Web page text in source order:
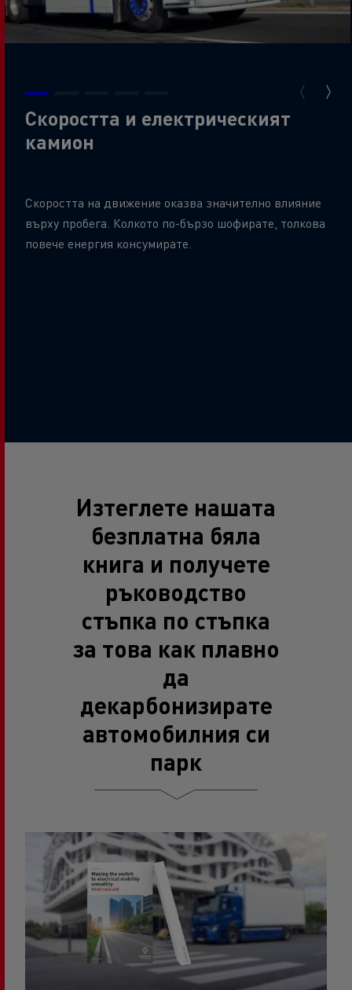
Скоростта и електрическият
камион
Скоростта на движение оказва значително влияние
върху пробега. Колкото по-бързо шофирате, толкова
повече енергия консумирате.
Изтеглете нашата
безплатна бяла
книга и получете
ръководство
стъпка по стъпка
за това как плавно
да
декарбонизирате
автомобилния си
парк